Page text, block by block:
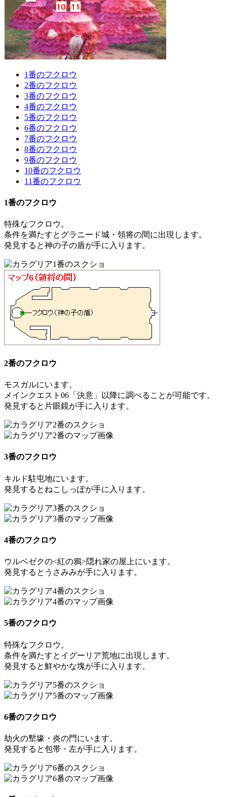
1番のフクロウ
2番のフクロウ
3番のフクロウ
4番のフクロウ
5番のフクロウ
6番のフクロウ
7番のフクロウ
8番のフクロウ
9番のフクロウ
10番のフクロウ
11番のフクロウ
1番のフクロウ
特殊なフクロウ。
条件を満たすとグラニード城・領将の間に出現します。
発見すると神の子の盾が手に入ります。
2番のフクロウ
モスガルにいます。
メインクエスト06「決意」以降に調べることが可能です。
発見すると 片眼鏡が手に入ります。
3番のフクロウ
キルド駐屯地にいます。
発見すると ねこしっぽが手に入ります。
4番のフクロウ
ウルベゼクの<紅の鴉>隠れ家の屋上にいます。
発見すると うさみみが手に入ります。
5番のフクロウ
特殊なフクロウ。
条件を満たすとイグーリア荒地に出現します。
発見すると鮮やかな塊が手に入ります。
6番のフクロウ
劫火の塹壕・炎の門にいます。
発見すると包帯・左が手に入ります。